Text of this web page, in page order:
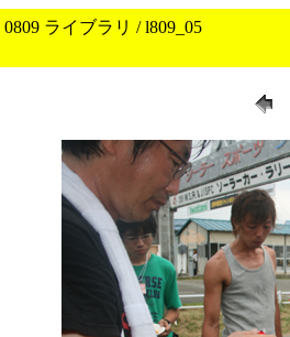
0809 ライブラリ / l809_05